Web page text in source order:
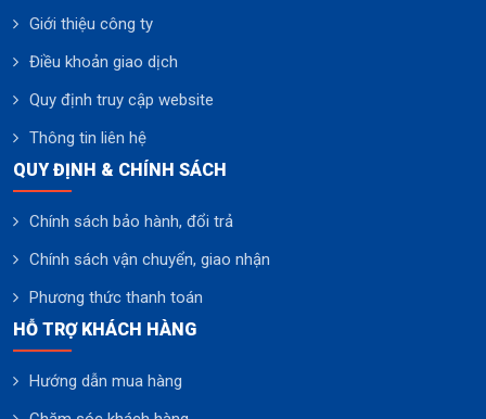
Giới thiệu công ty
Điều khoản giao dịch
Quy định truy cập website
Thông tin liên hệ
QUY ĐỊNH & CHÍNH SÁCH
Chính sách bảo hành, đổi trả
Chính sách vận chuyển, giao nhận
Phương thức thanh toán
HỖ TRỢ KHÁCH HÀNG
Hướng dẫn mua hàng